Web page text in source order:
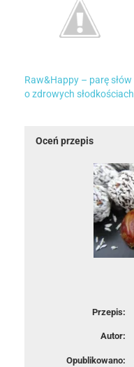
Raw&Happy – parę słów
o zdrowych słodkościach
Oceń przepis
Przepis:
Autor:
Opublikowano: